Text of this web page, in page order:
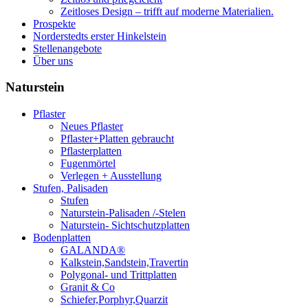
Zeitloses Design – trifft auf moderne Materialien.
Prospekte
Norderstedts erster Hinkelstein
Stellenangebote
Über uns
Naturstein
Pflaster
Neues Pflaster
Pflaster+Platten gebraucht
Pflasterplatten
Fugenmörtel
Verlegen + Ausstellung
Stufen, Palisaden
Stufen
Naturstein-Palisaden /-Stelen
Naturstein- Sichtschutzplatten
Bodenplatten
GALANDA®
Kalkstein,Sandstein,Travertin
Polygonal- und Trittplatten
Granit & Co
Schiefer,Porphyr,Quarzit